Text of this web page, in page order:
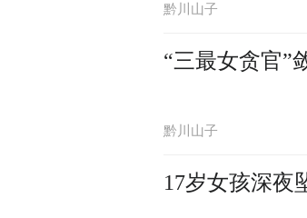
黔川山子
“三最女贪官”
黔川山子
17岁女孩深夜